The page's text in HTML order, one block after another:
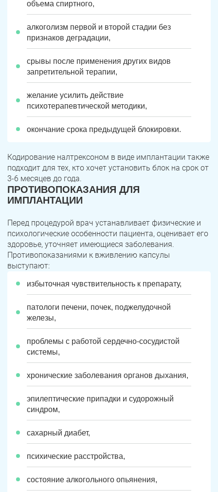
объема спиртного,
алкоголизм первой и второй стадии без
признаков деградации,
срывы после применения других видов
запретительной терапии,
желание усилить действие
психотерапевтической методики,
окончание срока предыдущей блокировки.
Кодирование налтрексоном в виде имплантации также
подходит для тех, кто хочет установить блок на срок от
3-6 месяцев до года.
ПРОТИВОПОКАЗАНИЯ ДЛЯ
ИМПЛАНТАЦИИ
Перед процедурой врач устанавливает физические и
психологические особенности пациента, оценивает его
здоровье, уточняет имеющиеся заболевания.
Противопоказаниями к вживлению капсулы
выступают:
избыточная чувствительность к препарату,
патологи печени, почек, поджелудочной
железы,
проблемы с работой сердечно-сосудистой
системы,
хронические заболевания органов дыхания,
эпилептические припадки и судорожный
синдром,
сахарный диабет,
психические расстройства,
состояние алкогольного опьянения,
Записаться
Я ознакомлен и принимаю условия работы сайта
Задать вопрос
Я ознакомлен и принимаюусловия работы сайта
Записаться
Я ознакомлен и принимаю условия работы сайта
Юрюзань
Локомотивный Миньяр
Катав-Ивановск Куса
Усть-Катав Верхний Уфалей
Еманжелинск Карталы
Коркино
Южноуральск Сатка
Троицк Озерск
Копейск Миасс
Златоуст Магнитогорск
Записаться
Я ознакомлен и принимаю условия работы сайта